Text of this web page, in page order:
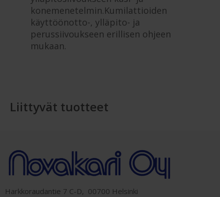
konemenetelmin.Kumilattioiden
käyttöönotto-, ylläpito- ja
perussiivoukseen erillisen ohjeen
mukaan.
Liittyvät tuotteet
Harkkoraudantie 7 C-D, 00700 Helsinki